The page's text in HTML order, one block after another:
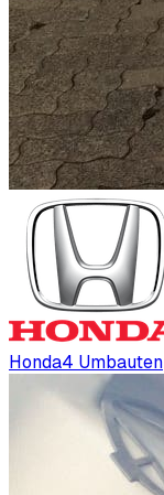
Honda4 Umbauten